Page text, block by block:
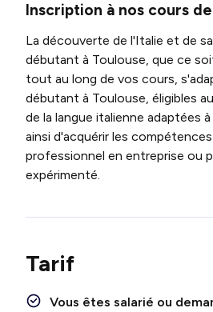
Inscription à nos cours
La découverte de l'Italie et de
débutant à Toulouse, que ce
tout au long de vos cours,
débutant à Toulouse, éligibles
de la langue italienne
ainsi d'acquérir les
professionnel en entreprise ou
expérimenté.
Tarif
Vous êtes salarié ou